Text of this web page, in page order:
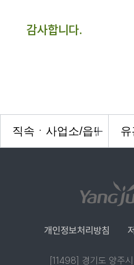
감사합니다.
개인정보처리방침
[11498] 경기도 양주